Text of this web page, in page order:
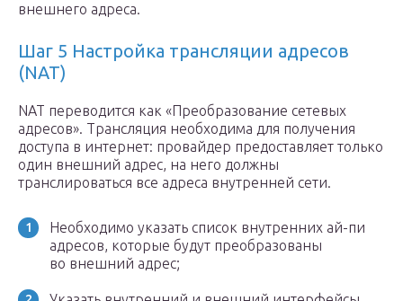
внешнего адреса.
Шаг 5 Настройка трансляции адресов
(NAT)
NAT переводится как «Преобразование сетевых
адресов». Трансляция необходима для получения
доступа в интернет: провайдер предоставляет только
один внешний адрес, на него должны
транслироваться все адреса внутренней сети.
Необходимо указать список внутренних ай-пи
адресов, которые будут преобразованы
во внешний адрес;